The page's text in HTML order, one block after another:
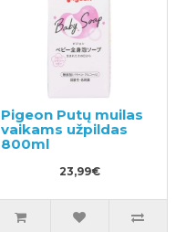
Pigeon Putų muilas
vaikams užpildas
800ml
23,99€